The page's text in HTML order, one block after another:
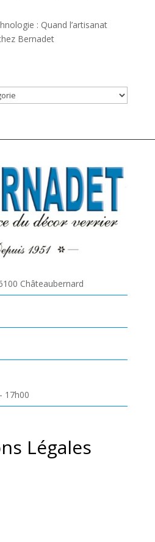
: Quand l’artisanat
Bernadet
Châteaubernard
17h00
Légales